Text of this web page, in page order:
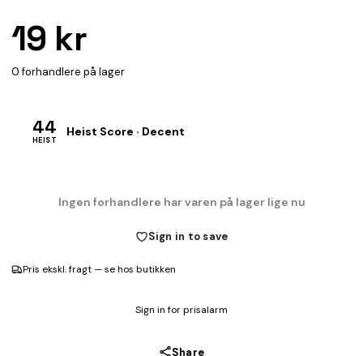
19 kr
0 forhandlere på lager
44
HEIST
Heist Score · Decent
Ingen forhandlere har varen på lager lige nu
Sign in to save
Pris ekskl. fragt — se hos butikken
Sign in for prisalarm
Share